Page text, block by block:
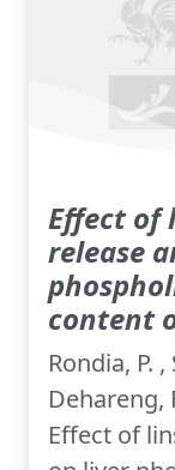
Effect of
release
content
Rondia, P.
Dehareng,
Effect of